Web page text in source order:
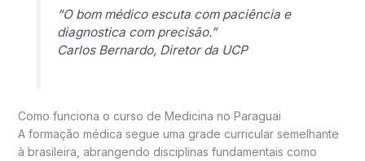
“O bom médico escuta com paciência e
diagnostica com precisão.”
Carlos Bernardo, Diretor da UCP
Como funciona o curso de Medicina no Paraguai
A formação médica segue uma grade curricular semelhante
à brasileira, abrangendo disciplinas fundamentais como